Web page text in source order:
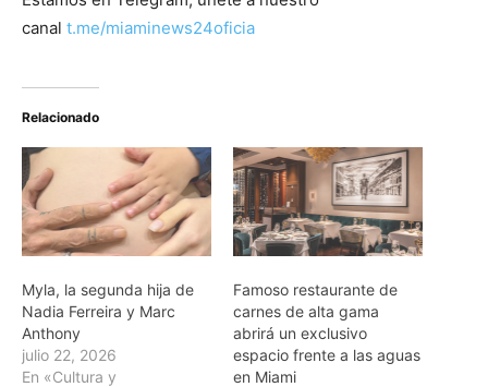
canal t.me/miaminews24oficia
Relacionado
Myla, la segunda hija de
Nadia Ferreira y Marc
Anthony
julio 22, 2026
En «Cultura y
Famoso restaurante de
carnes de alta gama
abrirá un exclusivo
espacio frente a las aguas
en Miami